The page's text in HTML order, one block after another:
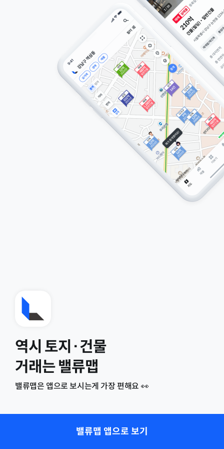
역시 토지·건물
거래는 밸류맵
밸류맵은 앱으로 보시는게 가장 편해요 👀
밸류맵 앱으로 보기